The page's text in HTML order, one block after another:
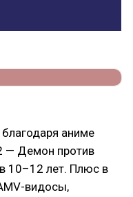
аниме
— Демон против
10–12 лет. Плюс в
видосы,